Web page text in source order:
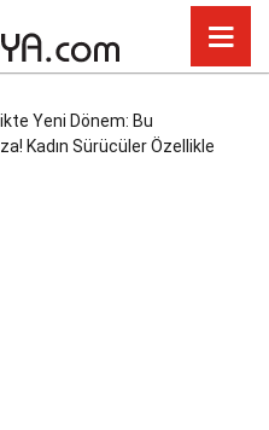
Yeni Dönem: Bu
Kadın Sürücüler Özellikle